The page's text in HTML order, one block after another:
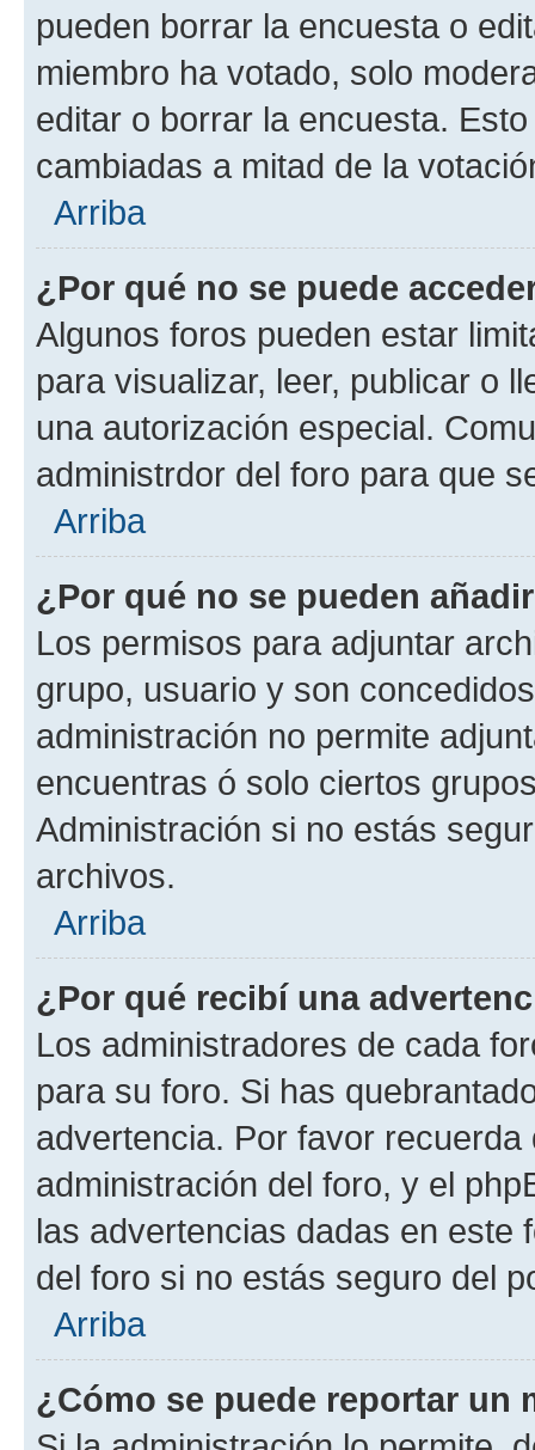
pueden borrar la encuesta o
miembro ha votado, solo
editar o borrar la encuesta.
cambiadas a mitad de la
Arriba
¿Por qué no se puede
Algunos foros pueden estar
para visualizar, leer, publicar o
una autorización especial.
administrdor del foro para que
Arriba
¿Por qué no se pueden
Los permisos para adjuntar
grupo, usuario y son
administración no permite
encuentras ó solo ciertos
Administración si no estás
archivos.
Arriba
¿Por qué recibí una
Los administradores de cada
para su foro. Si has
advertencia. Por favor
administración del foro, y el
las advertencias dadas en este
del foro si no estás seguro del
Arriba
¿Cómo se puede reportar un